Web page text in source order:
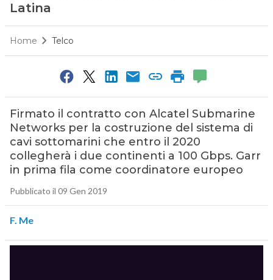
Latina
Home Telco
Firmato il contratto con Alcatel Submarine
Networks per la costruzione del sistema di
cavi sottomarini che entro il 2020
collegherà i due continenti a 100 Gbps. Garr
in prima fila come coordinatore europeo
Pubblicato il 09 Gen 2019
F. Me